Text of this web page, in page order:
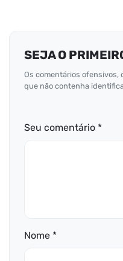
SEJA O
Os comentários ofensivos,
que não contenha
Seu comentário *
Nome *